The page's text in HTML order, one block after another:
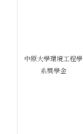
中原大學環境工程學
系獎學金